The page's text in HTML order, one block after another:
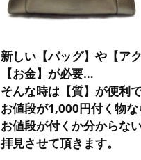
新しい【バッグ】や【ア
【お金】が必要…
そんな時は【質】が便利
お値段が1,000円付く物
お値段が付くか分からな
拝見させて頂きます。